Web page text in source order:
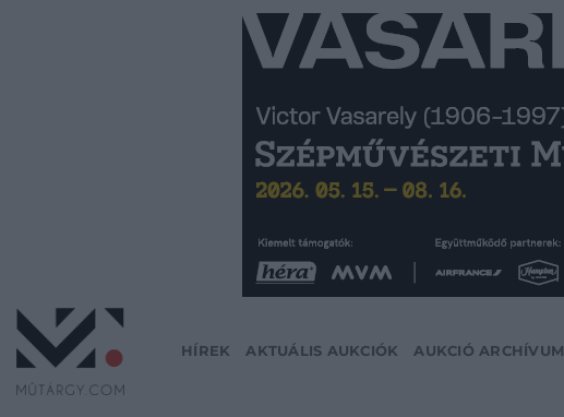
HÍREK AKTUÁLIS AUKCIÓK AUKCIÓ ARCHÍVUM